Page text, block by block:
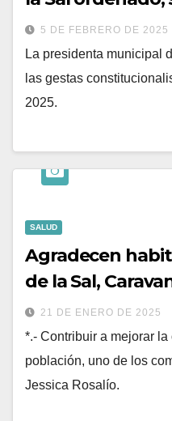
5 DE FEBRERO DE 2025
La presidenta municipal
las gestas
2025.
SALUD
Agradecen
de la Sal,
21 DE ENERO DE 2025
*.- Contribuir a mejorar
población, uno de los
Jessica Rosalío.